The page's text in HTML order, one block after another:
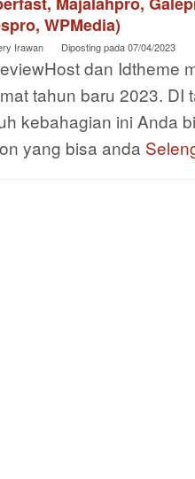
WPMedia)
Irawan Diposting pada07/04/2023
dan Idtheme
tahun baru 2023. DI
kebahagian ini Anda
yang bisa anda